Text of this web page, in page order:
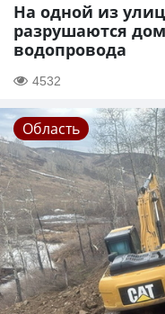
На одной из
разрушаются
водопровода
4532
Область